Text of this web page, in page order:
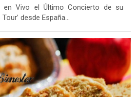
en Vivo el Último Concierto de su
desde España…